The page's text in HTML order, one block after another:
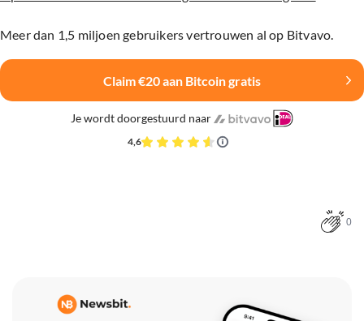
Meer dan 1,5 miljoen gebruikers vertrouwen al op Bitvavo.
Claim €20 aan Bitcoin gratis
Je wordt doorgestuurd naar
4,6
0